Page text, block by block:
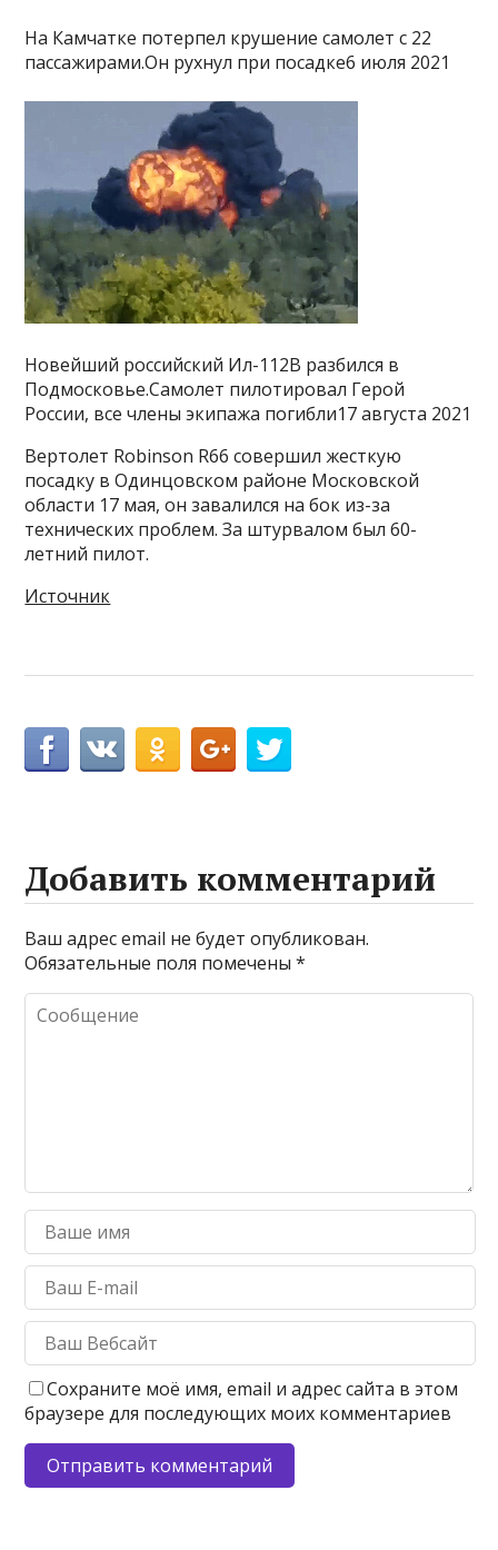
На Камчатке потерпел крушение самолет с 22
пассажирами.Он рухнул при посадке6 июля 2021
Новейший российский Ил-112В разбился в
Подмосковье.Самолет пилотировал Герой
России, все члены экипажа погибли17 августа 2021
Вертолет Robinson R66 совершил жесткую
посадку в Одинцовском районе Московской
области 17 мая, он завалился на бок из-за
технических проблем. За штурвалом был 60-
летний пилот.
Источник
Добавить комментарий
Ваш адрес email не будет опубликован.
Обязательные поля помечены*
Сохраните моё имя, email и адрес сайта в этом
браузере для последующих моих комментариев